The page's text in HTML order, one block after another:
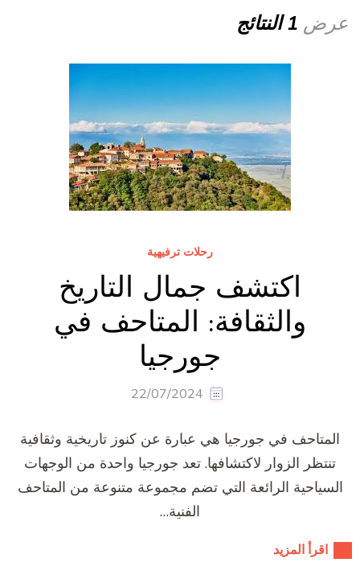
عرض 1 النتائج
رحلات ترفيهية
اكتشف جمال التاريخ
والثقافة: المتاحف في
جورجيا
22/07/2024
المتاحف في جورجيا هي عبارة عن كنوز تاريخية وثقافية
تنتظر الزوار لاكتشافها. تعد جورجيا واحدة من الوجهات
السياحية الرائعة التي تضم مجموعة متنوعة من المتاحف
الفنية…
اقرأ المزيد